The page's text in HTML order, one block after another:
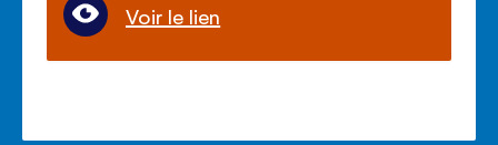
Voir le lien